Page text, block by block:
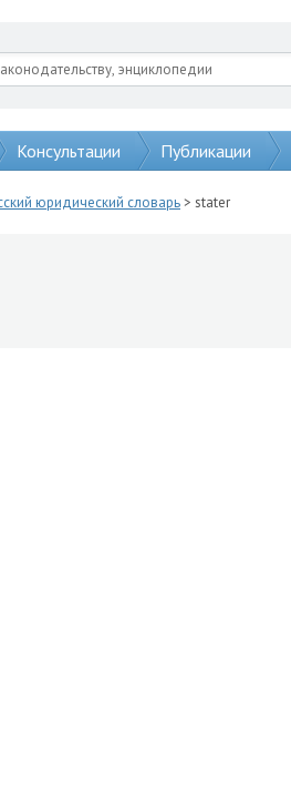
Консультации Публикации
юридический словарь> stater